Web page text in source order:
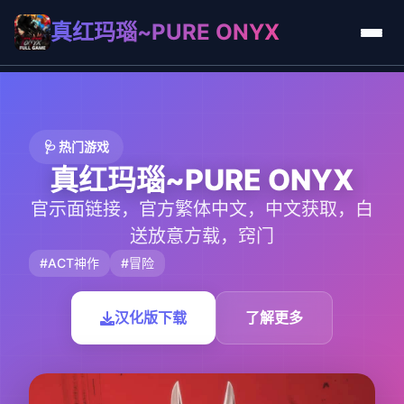
真红玛瑙~PURE ONYX
🩺 热门游戏
真红玛瑙~PURE ONYX
官示面链接，官方繁体中文，中文获取，白
送放意方载，窍门
#ACT神作 #冒险
汉化版下载 了解更多